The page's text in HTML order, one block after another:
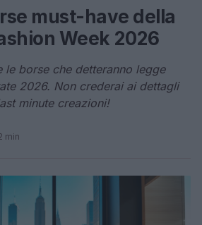
must-have della
Week 2026
le borse che detteranno legge
2026. Non crederai ai dettagli
minute creazioni!
min